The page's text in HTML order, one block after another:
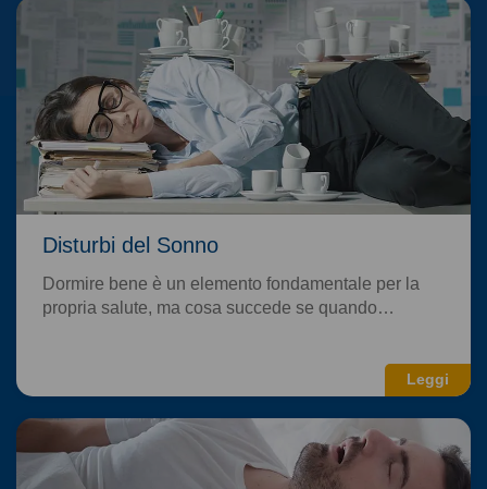
Leggi
Disturbi del Sonno
Dormire bene è un elemento fondamentale per la
propria salute, ma cosa succede se quando…